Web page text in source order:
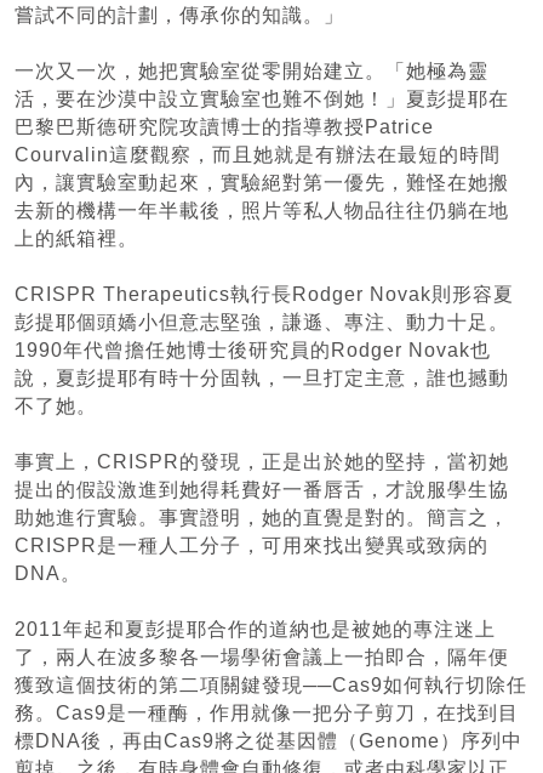
嘗試不同的計劃，傳承你的知識。」
一次又一次，她把實驗室從零開始建立。「她極為靈
活，要在沙漠中設立實驗室也難不倒她！」夏彭提耶在
巴黎巴斯德研究院攻讀博士的指導教授Patrice
Courvalin這麼觀察，而且她就是有辦法在最短的時間
內，讓實驗室動起來，實驗絕對第一優先，難怪在她搬
去新的機構一年半載後，照片等私人物品往往仍躺在地
上的紙箱裡。
CRISPR Therapeutics執行長Rodger Novak則形容夏
彭提耶個頭嬌小但意志堅強，謙遜、專注、動力十足。
1990年代曾擔任她博士後研究員的Rodger Novak也
說，夏彭提耶有時十分固執，一旦打定主意，誰也撼動
不了她。
事實上，CRISPR的發現，正是出於她的堅持，當初她
提出的假設激進到她得耗費好一番唇舌，才說服學生協
助她進行實驗。事實證明，她的直覺是對的。簡言之，
CRISPR是一種人工分子，可用來找出變異或致病的
DNA。
2011年起和夏彭提耶合作的道納也是被她的專注迷上
了，兩人在波多黎各一場學術會議上一拍即合，隔年便
獲致這個技術的第二項關鍵發現──Cas9如何執行切除任
務。Cas9是一種酶，作用就像一把分子剪刀，在找到目
標DNA後，再由Cas9將之從基因體（Genome）序列中
剪掉。之後，有時身體會自動修復，或者由科學家以正